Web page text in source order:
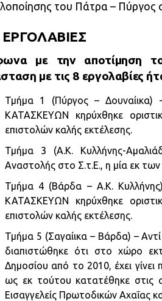
του Πάτρα – Πύργος
ΕΡΓΟΛΑΒΙΕΣ
με την αποτίμηση
με τις 8 εργολαβίες
Τμήμα 1 (Πύργος –
ΚΑΤΑΣΚΕΥΩΝ κηρύχθηκε
επιστολών καλής εκτέλεσης.
Τμήμα 3 (Α.Κ. Κυλλήνης-
Αναστολής στο Σ.τ.Ε., η μία εκ των
Τμήμα 4 (Βάρδα – Α.Κ.
ΚΑΤΑΣΚΕΥΩΝ κηρύχθηκε
επιστολών καλής εκτέλεσης.
Τμήμα 5 (Σαγαίικα – Βάρδα) –
διαπιστώθηκε ότι στο χώρο
Δημοσίου από το 2010, έχει
ως εκ τούτου κατατέθηκε στις
Εισαγγελείς Πρωτοδικών Αχαΐας